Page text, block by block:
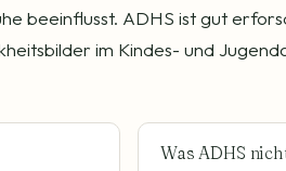
beeinflusst. ADHS ist gut
im Kindes- und
Was ADHS